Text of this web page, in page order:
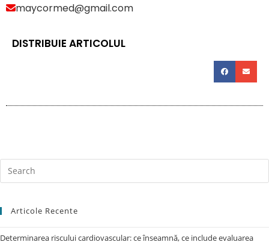
maycormed@gmail.com
DISTRIBUIE ARTICOLUL
Articole Recente
Determinarea riscului cardiovascular: ce înseamnă, ce include evaluarea